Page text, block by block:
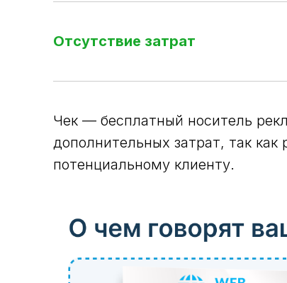
Отсутствие затрат
Чек — бесплатный носитель
дополнительных затрат, так
потенциальному клиенту.